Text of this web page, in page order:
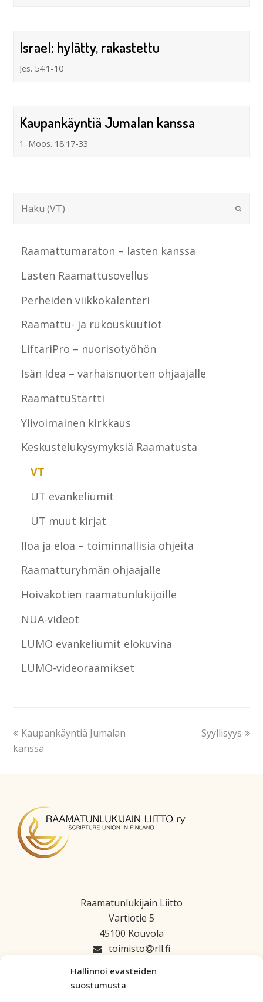
Hallinnoi evästeiden
suostumusta
Israel: hylätty, rakastettu
Jes. 54:1-10
Kaupankäyntiä Jumalan kanssa
1. Moos. 18:17-33
Raamattumaraton – lasten kanssa
Lasten Raamattusovellus
Perheiden viikkokalenteri
Raamattu- ja rukouskuutiot
LiftariPro – nuorisotyöhön
Isän Idea – varhaisnuorten ohjaajalle
RaamattuStartti
Ylivoimainen kirkkaus
Keskustelukysymyksiä Raamatusta
VT
UT evankeliumit
UT muut kirjat
Iloa ja eloa – toiminnallisia ohjeita
Raamatturyhmän ohjaajalle
Hoivakotien raamatunlukijoille
NUA-videot
LUMO evankeliumit elokuvina
LUMO-videoraamikset
Kaupankäyntiä Jumalan
kanssa
Syyllisyys
Raamatunlukijain Liitto
Vartiotie 5
45100 Kouvola
toimisto
rll.fi